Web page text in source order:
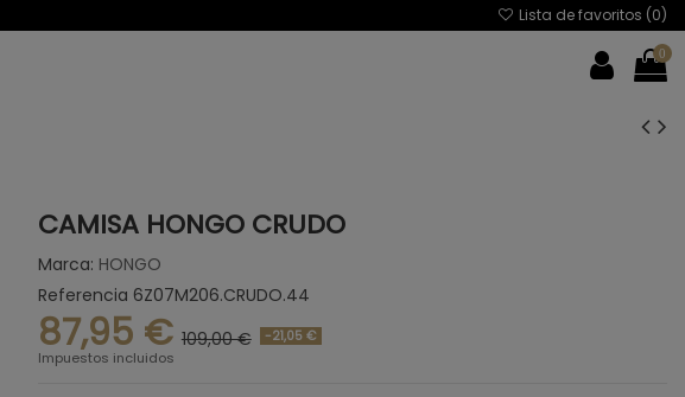
Lista de favoritos (0)
0
CAMISA HONGO CRUDO
Marca: HONGO
Referencia 6Z07M206.CRUDO.44
87,95 € 109,00 € -21,05 €
Impuestos incluidos